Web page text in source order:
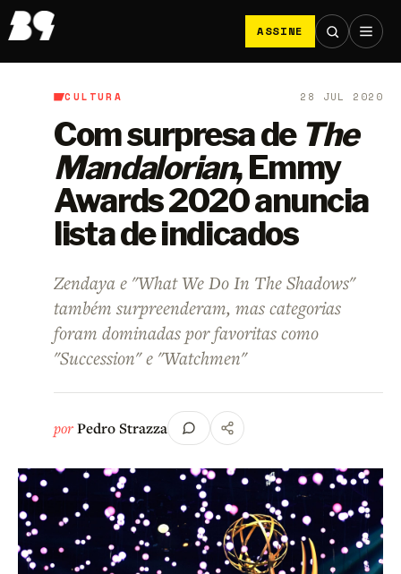
ASSINE
B9/Cultura
CULTURA 28 JUL 2020
Com surpresa de The
Mandalorian, Emmy
Awards 2020 anuncia
lista de indicados
Zendaya e "What We Do In The Shadows"
também surpreenderam, mas categorias
foram dominadas por favoritas como
"Succession" e "Watchmen"
porPedro Strazza